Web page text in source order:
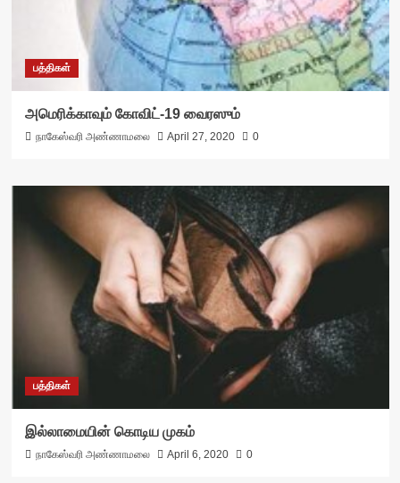
பத்திகள்
அமெரிக்காவும் கோவிட்-19 வைரஸும்
நாகேஸ்வரி அண்ணாமலை April 27, 2020 0
பத்திகள்
இல்லாமையின் கொடிய முகம்
நாகேஸ்வரி அண்ணாமலை April 6, 2020 0